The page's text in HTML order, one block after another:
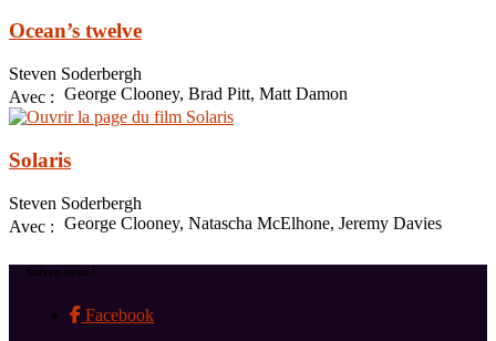
Ocean’s twelve
Steven Soderbergh
Avec : George Clooney, Brad Pitt, Matt Damon
Solaris
Steven Soderbergh
Avec : George Clooney, Natascha McElhone, Jeremy Davies
Suivez-nous !
Facebook